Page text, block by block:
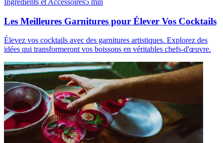
Les Meilleures Garnitures pour Élever Vos Cocktails
Élevez vos cocktails avec des garnitures artistiques. Explorez des
idées qui transformeront vos boissons en véritables chefs-d'œuvre.